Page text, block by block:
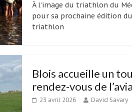
À l’image du triathlon du
pour sa prochaine édition
triathlon
Blois accueille un
rendez-vous de
23 avril 2026 David Savary